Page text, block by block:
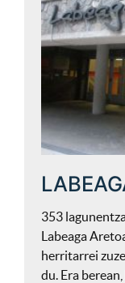
353
Labeaga
herritarrei
du. Era